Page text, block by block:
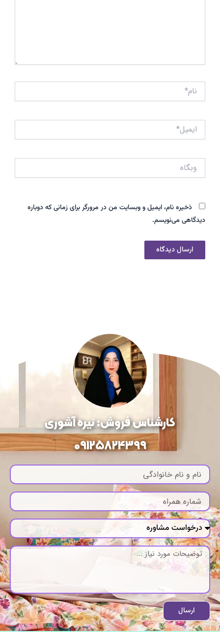
نام*
ایمیل*
ذخیره نام، ایمیل و وبسایت من در مرورگر برای زمانی که دوباره
دیدگاهی می‌نویسم.
کارشناس فروش: نیره آشوری
09125824399
ارسال